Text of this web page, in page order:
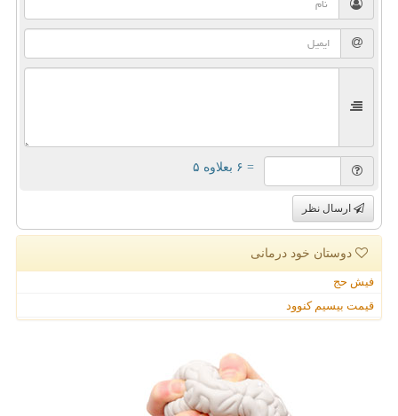
= ۶ بعلاوه ۵
ارسال نظر
دوستان خود درمانی
فیش حج
قیمت بیسیم کنوود